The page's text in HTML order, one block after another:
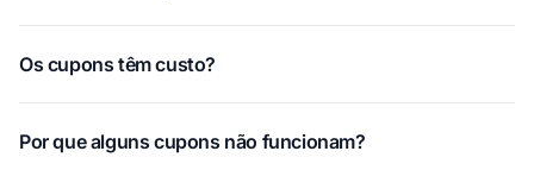
Os cupons têm custo?
Por que alguns cupons não funcionam?